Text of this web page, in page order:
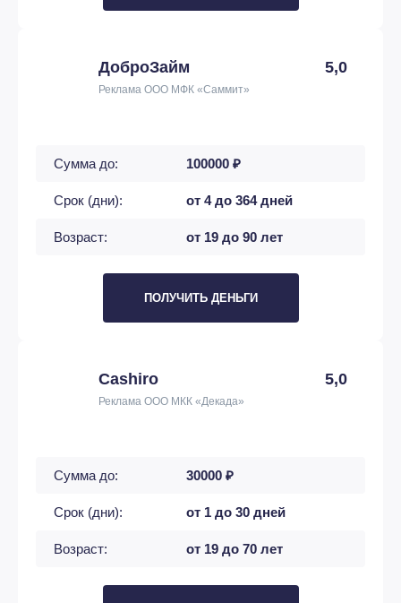
ДоброЗайм 5,0
Реклама ООО МФК «Саммит»
Сумма до: 100000 ₽
Срок (дни): от 4 до 364 дней
Возраст: от 19 до 90 лет
ПОЛУЧИТЬ ДЕНЬГИ
Cashiro 5,0
Реклама ООО МКК «Декада»
Сумма до: 30000 ₽
Срок (дни): от 1 до 30 дней
Возраст: от 19 до 70 лет